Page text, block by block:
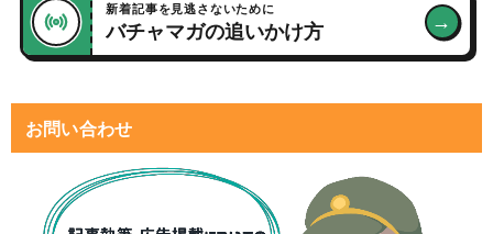
新着記事を見逃さないために
バチャマガの追いかけ方 →
お問い合わせ